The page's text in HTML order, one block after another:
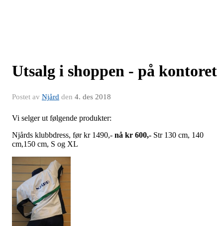
Utsalg i shoppen - på kontoret
Postet av Njård den 4. des 2018
Vi selger ut følgende produkter:
Njårds klubbdress, før kr 1490,- nå kr 600,- Str 130 cm, 140
cm,150 cm, S og XL